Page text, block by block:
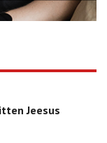
Jeesus